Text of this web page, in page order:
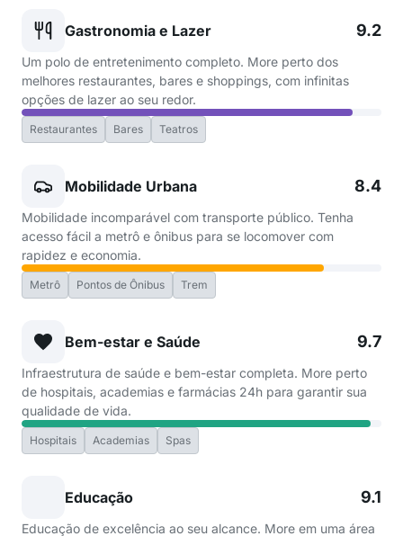
Gastronomia e Lazer 9.2
Um polo de entretenimento completo. More perto dos
melhores restaurantes, bares e shoppings, com infinitas
opções de lazer ao seu redor.
Restaurantes Bares Teatros
Mobilidade Urbana 8.4
Mobilidade incomparável com transporte público. Tenha
acesso fácil a metrô e ônibus para se locomover com
rapidez e economia.
Metrô Pontos de Ônibus Trem
Bem-estar e Saúde 9.7
Infraestrutura de saúde e bem-estar completa. More perto
de hospitais, academias e farmácias 24h para garantir sua
qualidade de vida.
Hospitais Academias Spas
Educação 9.1
Educação de excelência ao seu alcance. More em uma área